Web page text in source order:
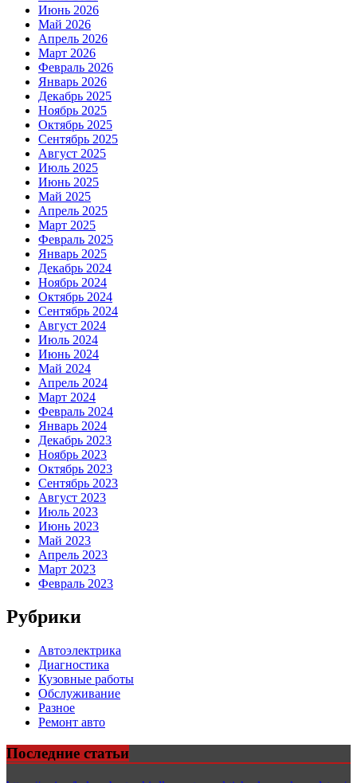
Июнь 2026
Май 2026
Апрель 2026
Март 2026
Февраль 2026
Январь 2026
Декабрь 2025
Ноябрь 2025
Октябрь 2025
Сентябрь 2025
Август 2025
Июль 2025
Июнь 2025
Май 2025
Апрель 2025
Март 2025
Февраль 2025
Январь 2025
Декабрь 2024
Ноябрь 2024
Октябрь 2024
Сентябрь 2024
Август 2024
Июль 2024
Июнь 2024
Май 2024
Апрель 2024
Март 2024
Февраль 2024
Январь 2024
Декабрь 2023
Ноябрь 2023
Октябрь 2023
Сентябрь 2023
Август 2023
Июль 2023
Июнь 2023
Май 2023
Апрель 2023
Март 2023
Февраль 2023
Рубрики
Автоэлектрика
Диагностика
Кузовные работы
Обслуживание
Разное
Ремонт авто
Последние статьи